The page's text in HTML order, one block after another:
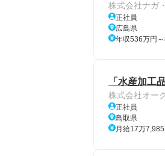
株式会社ナガ
正社員
広島県
年収536万円
「水産加工
株式会社オー
正社員
鳥取県
月給17万